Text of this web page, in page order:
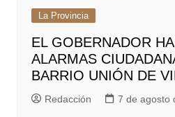
La Provincia
EL GOBERNADOR
ALARMAS
BARRIO UNIÓN DE
Redacción 7 de agosto